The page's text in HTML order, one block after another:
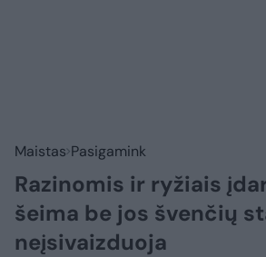
Maistas Pasigamink
Razinomis ir ryžiais
šeima be jos švenčių
neįsivaizduoja